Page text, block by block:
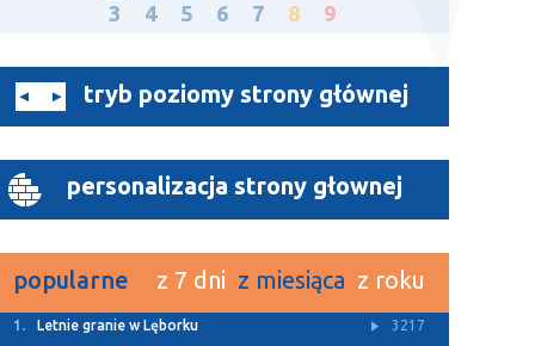
3
4 5 6 7 8 9
tryb poziomy strony głównej
personalizacja strony głownej
popularne z 7 dni z miesiąca z roku
1. Z Archiwum TTM
11375